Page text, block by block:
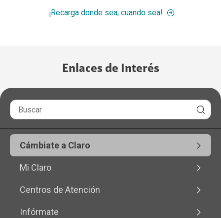
¡Recarga donde sea, cuando sea!
Enlaces de Interés
Cámbiate a Claro
Mi Claro
Centros de Atención
Infórmate